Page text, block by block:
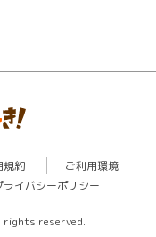
規約
ご利用環境
ライバシーポリシー
rights reserved.